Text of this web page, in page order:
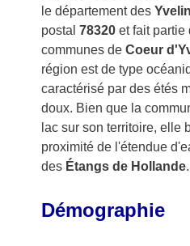
le département des
postal 78320et fait partie
communes de Coeur
région est de type
caractérisé par des étés
doux. Bien que la
lac sur son territoire, elle
proximité de l'étendue
des Étangs de Hollande.
Démographie